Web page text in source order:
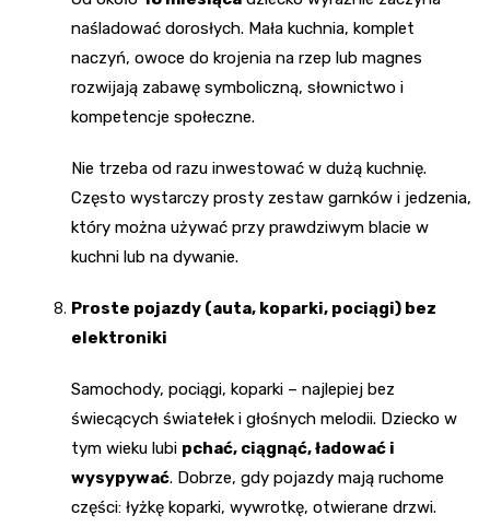
naśladować dorosłych. Mała kuchnia, komplet
naczyń, owoce do krojenia na rzep lub magnes
rozwijają zabawę symboliczną, słownictwo i
kompetencje społeczne.
Nie trzeba od razu inwestować w dużą kuchnię.
Często wystarczy prosty zestaw garnków i jedzenia,
który można używać przy prawdziwym blacie w
kuchni lub na dywanie.
Proste pojazdy (auta, koparki, pociągi) bez
elektroniki
Samochody, pociągi, koparki – najlepiej bez
świecących światełek i głośnych melodii. Dziecko w
tym wieku lubi pchać, ciągnąć, ładować i
wysypywać. Dobrze, gdy pojazdy mają ruchome
części: łyżkę koparki, wywrotkę, otwierane drzwi.